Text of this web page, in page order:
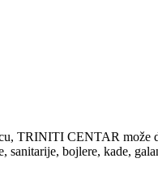
TRINITI CENTAR može
bojlere, kade,